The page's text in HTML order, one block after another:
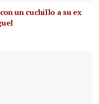
un cuchillo a su ex